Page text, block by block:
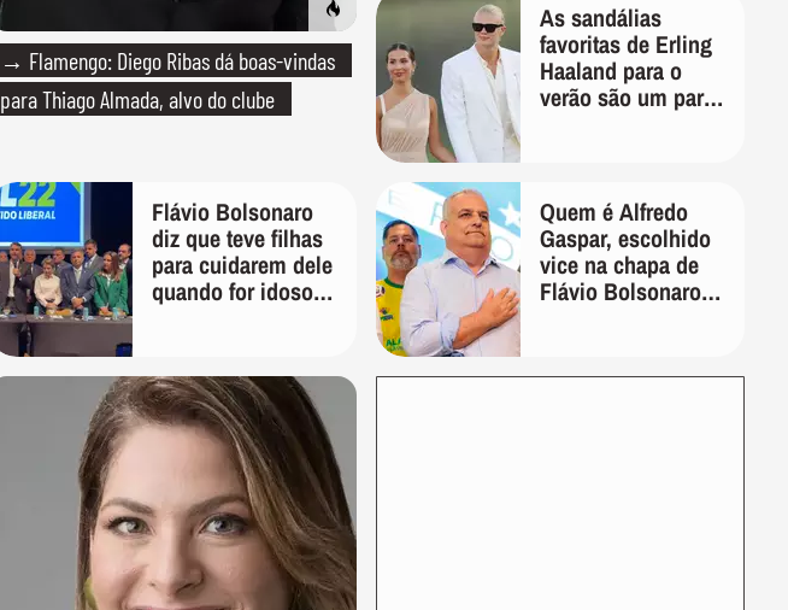
→ Flamengo: Diego Ribas dá boas-vindas
para Thiago Almada, alvo do clube
As sandálias
favoritas de Erling
Haaland para o
verão são um par
banho quanto em
uma festa com
terno de linho
Flávio Bolsonaro
diz que teve filhas
para cuidarem dele
quando for idoso:
mim'
Quem é Alfredo
Gaspar, escolhido
vice na chapa de
Flávio Bolsonaro